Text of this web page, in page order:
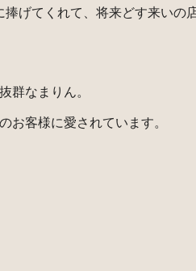
げてくれて、将来どす来いの
群なまりん。
お客様に愛されています。